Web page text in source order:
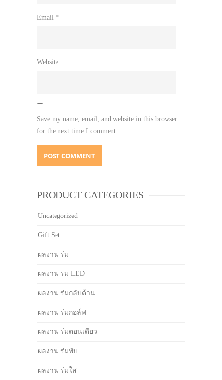
Email *
Website
Save my name, email, and website in this browser
for the next time I comment.
PRODUCT CATEGORIES
Uncategorized
Gift Set
ผลงาน ร่ม
ผลงาน ร่ม LED
ผลงาน ร่มกลับด้าน
ผลงาน ร่มกอล์ฟ
ผลงาน ร่มตอนเดียว
ผลงาน ร่มพับ
ผลงาน ร่มใส